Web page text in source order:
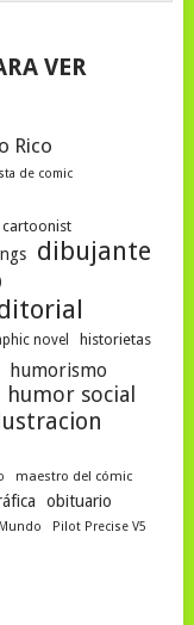
VER
Rico
de comic
cartoonist
dibujante
novel historietas
humorismo
humor social
maestro del cómic
obituario
Pilot Precise V5